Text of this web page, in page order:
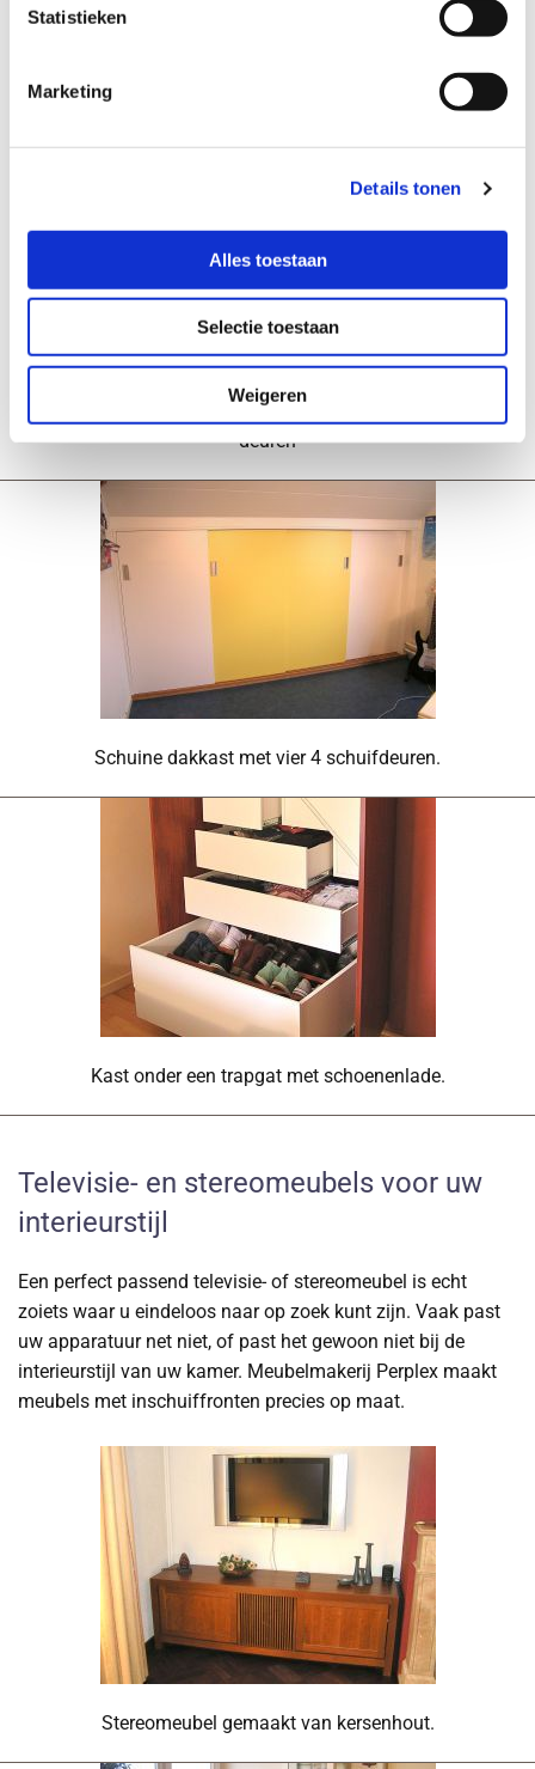
Statistieken
Marketing
Details tonen
Alles toestaan
Selectie toestaan
Weigeren
handige ophangsystemen. Zoekt u zich vaak wezenloos
schoenen heeft Perplex
ontwikkeld.
Moderne slaapkamerkast. Voorzien van handige laden en
deuren
Schuine dakkast met vier 4 schuifdeuren.
Kast onder een trapgat met schoenenlade.
Televisie- en stereomeubels voor uw
interieurstijl
Een perfect passend televisie- of stereomeubel is echt
zoiets waar u eindeloos naar op zoek kunt zijn. Vaak past
uw apparatuur net niet, of past het gewoon niet bij de
interieurstijl van uw kamer. Meubelmakerij Perplex maakt
meubels met inschuiffronten precies op maat.
Stereomeubel gemaakt van kersenhout.